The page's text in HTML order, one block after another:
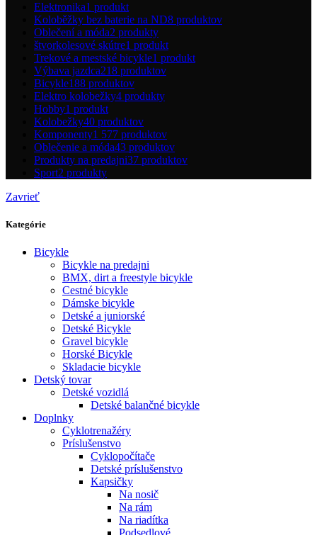
Elektronika1 produkt
Koloběžky bez baterie na ND8 produktov
Oblečení a móda2 produkty
štvorkolesové skútre1 produkt
Trekové a mestské bicykle1 produkt
Výbava jazdca218 produktov
Bicykle188 produktov
Elektro kolobežky4 produkty
Hobby1 produkt
Kolobežky40 produktov
Komponenty1 577 produktov
Oblečenie a móda43 produktov
Produkty na predajni37 produktov
Sport2 produkty
Zavrieť
Kategórie
Bicykle
Bicykle na predajni
BMX, dirt a freestyle bicykle
Cestné bicykle
Dámske bicykle
Detské a juniorské
Detské Bicykle
Gravel bicykle
Horské Bicykle
Skladacie bicykle
Detský tovar
Detské vozidlá
Detské balančné bicykle
Doplnky
Cyklotrenažéry
Príslušenstvo
Cyklopočítače
Detské príslušenstvo
Kapsičky
Na nosič
Na rám
Na riadítka